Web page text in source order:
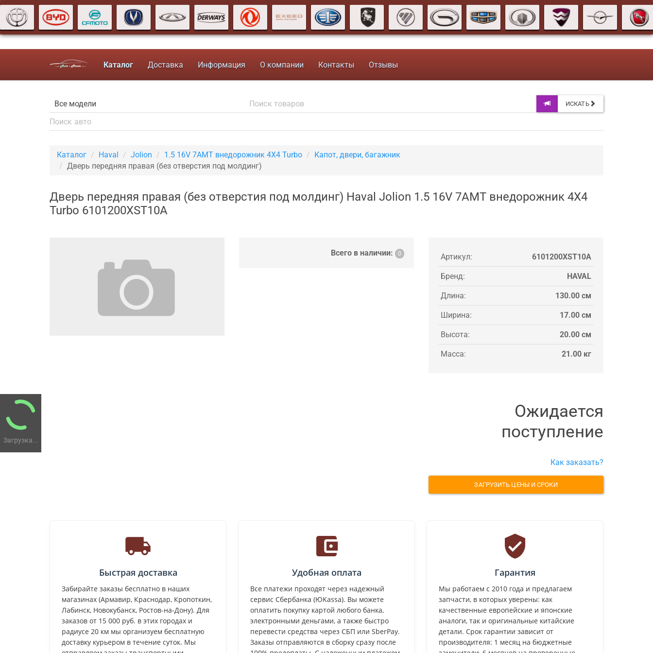
Загрузка...
Каталог Доставка Информация О компании Контакты Отзывы
ИСКАТЬ
Каталог Haval Jolion 1.5 16V 7AMT внедорожник 4X4 Turbo
Капот, двери, багажник
Дверь передняя правая (без отверстия под молдинг)
Дверь передняя правая (без отверстия под молдинг) Haval Jolion 1.5 16V 7AMT внедорожник 4X4
Turbo 6101200XST10A
Всего в наличии: 0 Артикул: 6101200XST10A
Бренд: HAVAL
Длина: 130.00 см
Ширина: 17.00 см
Высота: 20.00 см
Масса: 21.00 кг
Ожидается
поступление
Как заказать?
ЗАГРУЗИТЬ ЦЕНЫ И СРОКИ
Быстрая доставка
Забирайте заказы бесплатно в наших
магазинах (Армавир, Краснодар, Кропоткин,
Лабинск, Новокубанск, Ростов-на-Дону). Для
заказов от 15 000 руб. в этих городах и
радиусе 20 км мы организуем бесплатную
доставку курьером в течение суток. Мы
Удобная оплата
Все платежи проходят через надежный
сервис Сбербанка (ЮKassa). Вы можете
оплатить покупку картой любого банка,
электронными деньгами, а также быстро
перевести средства через СБП или SberPay.
Заказы отправляются в сборку сразу после
Гарантия
Мы работаем с 2010 года и предлагаем
запчасти, в которых уверены: как
качественные европейские и японские
аналоги, так и оригинальные китайские
детали. Срок гарантии зависит от
производителя: 1 месяц на бюджетные